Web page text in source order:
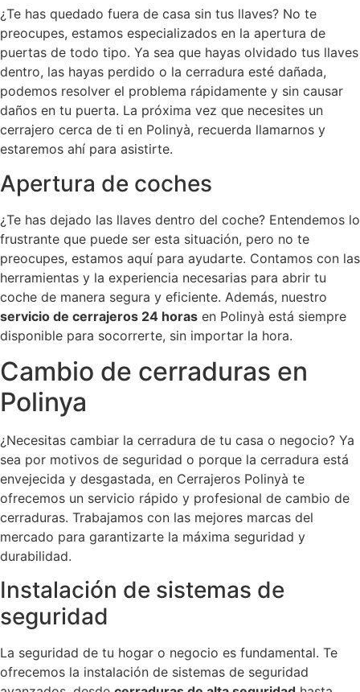
¿Te has quedado fuera de casa sin tus llaves? No te
preocupes, estamos especializados en la apertura de
puertas de todo tipo. Ya sea que hayas olvidado tus llaves
dentro, las hayas perdido o la cerradura esté dañada,
podemos resolver el problema rápidamente y sin causar
daños en tu puerta. La próxima vez que necesites un
cerrajero cerca de ti en Polinyà, recuerda llamarnos y
estaremos ahí para asistirte.
Apertura de coches
¿Te has dejado las llaves dentro del coche? Entendemos lo
frustrante que puede ser esta situación, pero no te
preocupes, estamos aquí para ayudarte. Contamos con las
herramientas y la experiencia necesarias para abrir tu
coche de manera segura y eficiente. Además, nuestro
servicio de cerrajeros 24 horas en Polinyà está siempre
disponible para socorrerte, sin importar la hora.
Cambio de cerraduras en
Polinya
¿Necesitas cambiar la cerradura de tu casa o negocio? Ya
sea por motivos de seguridad o porque la cerradura está
envejecida y desgastada, en Cerrajeros Polinyà te
ofrecemos un servicio rápido y profesional de cambio de
cerraduras. Trabajamos con las mejores marcas del
mercado para garantizarte la máxima seguridad y
durabilidad.
Instalación de sistemas de
seguridad
La seguridad de tu hogar o negocio es fundamental. Te
ofrecemos la instalación de sistemas de seguridad